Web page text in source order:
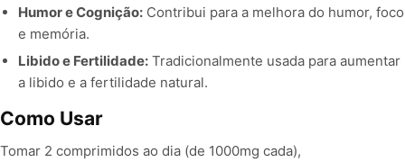
Humor e Cognição: Contribui para a melhora do humor, foco
e memória.
Libido e Fertilidade: Tradicionalmente usada para aumentar
a libido e a fertilidade natural.
Como Usar
Tomar 2 comprimidos ao dia (de 1000mg cada),